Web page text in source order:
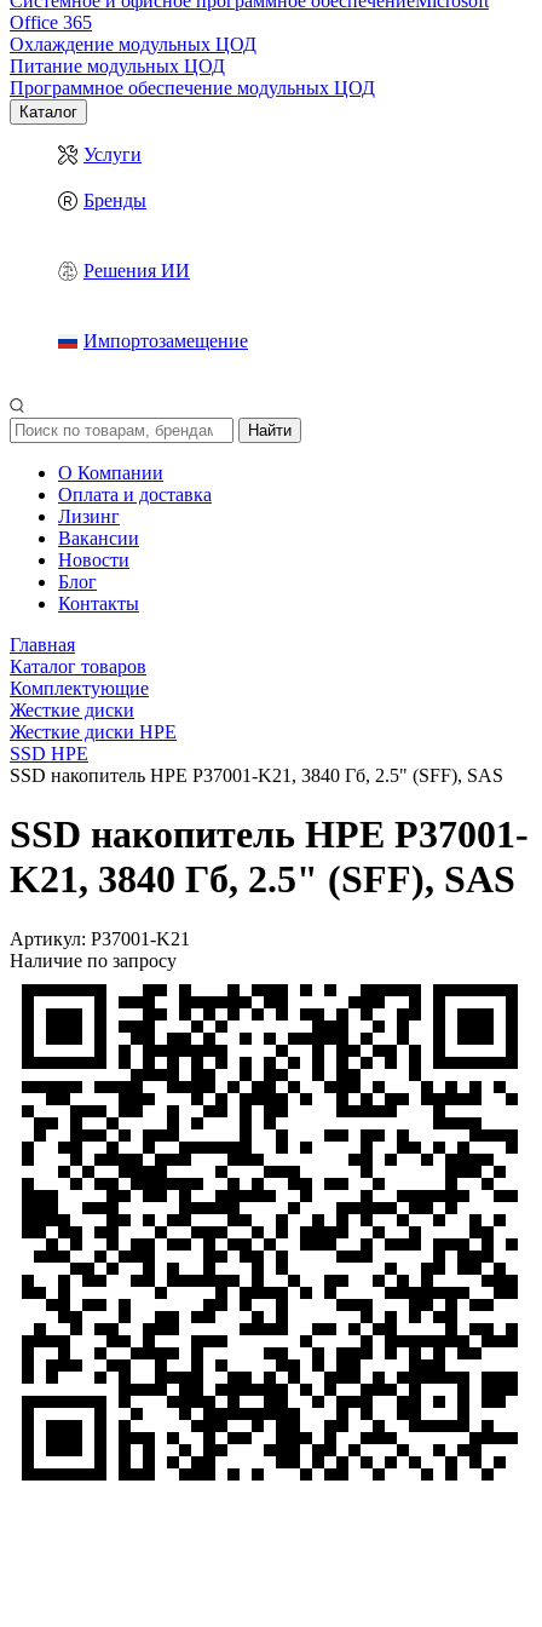
Office 365
Охлаждение модульных ЦОД
Питание модульных ЦОД
Программное обеспечение модульных ЦОД
Каталог
Услуги
Бренды
Решения ИИ
Импортозамещение
Найти
О Компании
Оплата и доставка
Лизинг
Вакансии
Новости
Блог
Контакты
Главная
Каталог товаров
Комплектующие
Жесткие диски
Жесткие диски HPE
SSD HPE
SSD накопитель HPE P37001-K21, 3840 Гб, 2.5" (SFF), SAS
SSD накопитель HPE P37001-
K21, 3840 Гб, 2.5" (SFF), SAS
Артикул: P37001-K21
Наличие по запросу